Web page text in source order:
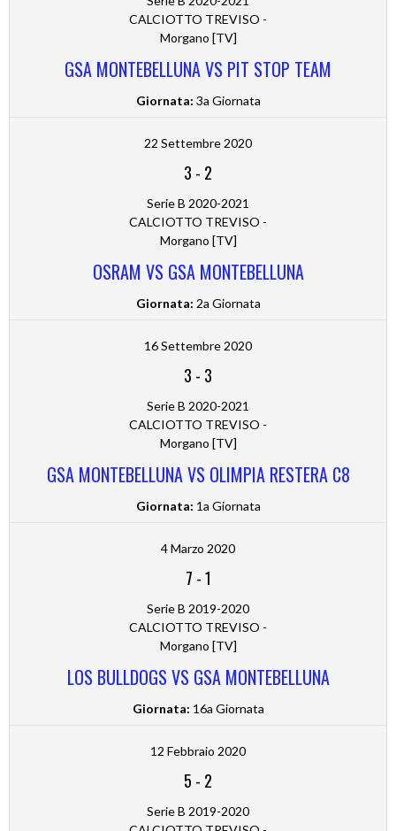
CALCIOTTO TREVISO -
Morgano [TV]
GSA MONTEBELLUNA VS PIT STOP TEAM
Giornata: 3a Giornata
22 Settembre 2020
3 - 2
Serie B 2020-2021
CALCIOTTO TREVISO -
Morgano [TV]
OSRAM VS GSA MONTEBELLUNA
Giornata: 2a Giornata
16 Settembre 2020
3 - 3
Serie B 2020-2021
CALCIOTTO TREVISO -
Morgano [TV]
GSA MONTEBELLUNA VS OLIMPIA RESTERA C8
Giornata: 1a Giornata
4 Marzo 2020
7 -1
Serie B 2019-2020
CALCIOTTO TREVISO -
Morgano [TV]
LOS BULLDOGS VS GSA MONTEBELLUNA
Giornata: 16a Giornata
12 Febbraio 2020
5 - 2
Serie B 2019-2020